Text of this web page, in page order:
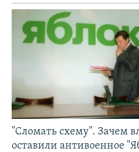
"Сломать схему". Зачем
оставили антивоенное